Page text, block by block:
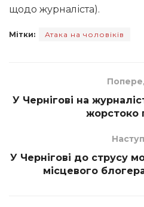
щодо журналіста).
Мітки: Атака на чоловіків
У Чернігові на
жорстоко
У Чернігові до струсу
місцевого